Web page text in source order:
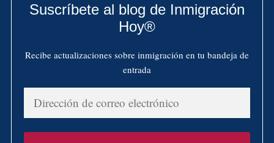
Suscríbete al blog de Inmigración
Hoy®
Recibe actualizaciones sobre inmigración en tu bandeja de
entrada
Dirección
correo